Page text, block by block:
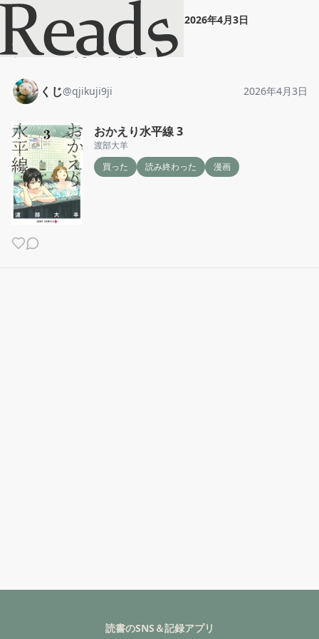
くじ"おかえり水平線 3 2026年4月3日
ホーム くじ 投稿
くじ@qjikuji9ji 2026年4月3日
おかえり水平線 3
渡部大羊
買った
読み終わった 漫画
読書のSNS＆記録アプリ